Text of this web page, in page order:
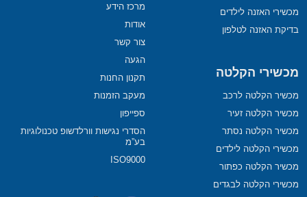
מכשירי האזנה לילדים
בדיקת האזנה לטלפון
מכשירי הקלטה
מכשיר הקלטה לרכב
מכשיר הקלטה זעיר
מכשיר הקלטה נסתר
מכשירי הקלטה לילדים
מכשיר הקלטה כפתור
מכשירי הקלטה לבגדים
מרכז הידע
אודות
צור קשר
הגעה
תקנון החנות
מעקב הזמנות
ספייפון
הסדרי נגישות וורלדשופ טכנולוגיות
בע”מ
ISO9000